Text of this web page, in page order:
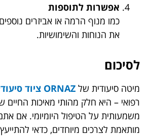
אפשרות לתוספות
כמו מנוף הרמה או אביזרים
את הנוחות והשימושיות.
לסיכום
מיטה סיעודית של ORNAZ ציוד סיעודי
רפואי – היא חלק מהותי מאיכות
משמעותית על הטיפול היומיומי. אם
מותאמת לצרכים מיוחדים, כדאי